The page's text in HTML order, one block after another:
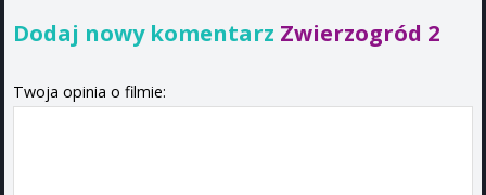
Dodaj nowy komentarz Zwierzogród 2
Twoja opinia o filmie: